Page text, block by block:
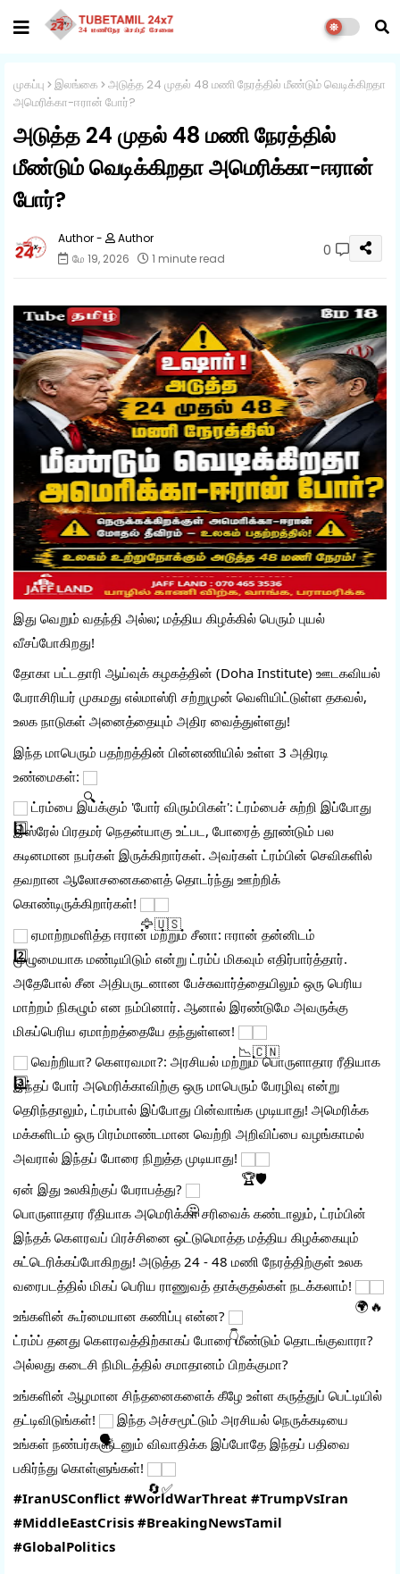
முகப்பு இலங்கை
அடுத்த 24 முதல் 48 மணி நேரத்தில் மீண்டும் வெடிக்கிறதா
அமெரிக்கா-ஈரான் போர்?
அடுத்த 24 முதல் 48 மணி நேரத்தில்
மீண்டும் வெடிக்கிறதா அமெரிக்கா-ஈரான்
போர்?
Author
மே 19, 2026
1 minute read 0
இது வெறும் வதந்தி அல்ல; மத்திய கிழக்கில் பெரும் புயல்
வீசப்போகிறது!
தோகா பட்டதாரி ஆய்வுக் கழகத்தின் (Doha Institute) ஊடகவியல்
பேராசிரியர் முகமது எல்மாஸ்ரி சற்றுமுன் வெளியிட்டுள்ள தகவல்,
உலக நாடுகள் அனைத்தையும் அதிர வைத்துள்ளது!
இந்த மாபெரும் பதற்றத்தின் பின்னணியில் உள்ள 3 அதிரடி
உண்மைகள்:
ட்ரம்பை இயக்கும் 'போர் விரும்பிகள்': ட்ரம்பைச் சுற்றி இப்போது
இஸ்ரேல் பிரதமர் நெதன்யாகு உட்பட, போரைத் தூண்டும் பல
கடினமான நபர்கள் இருக்கிறார்கள். அவர்கள் ட்ரம்பின் செவிகளில்
தவறான ஆலோசனைகளைத் தொடர்ந்து ஊற்றிக்
கொண்டிருக்கிறார்கள்!
ஏமாற்றமளித்த ஈரான் மற்றும் சீனா: ஈரான் தன்னிடம்
முழுமையாக மண்டியிடும் என்று ட்ரம்ப் மிகவும் எதிர்பார்த்தார்.
அதேபோல் சீன அதிபருடனான பேச்சுவார்த்தையிலும் ஒரு பெரிய
மாற்றம் நிகழும் என நம்பினார். ஆனால் இரண்டுமே அவருக்கு
மிகப்பெரிய ஏமாற்றத்தையே தந்துள்ளன!
வெற்றியா? கௌரவமா?: அரசியல் மற்றும் பொருளாதார ரீதியாக
இந்தப் போர் அமெரிக்காவிற்கு ஒரு மாபெரும் பேரழிவு என்று
தெரிந்தாலும், ட்ரம்பால் இப்போது பின்வாங்க முடியாது! அமெரிக்க
மக்களிடம் ஒரு பிரம்மாண்டமான வெற்றி அறிவிப்பை வழங்காமல்
அவரால் இந்தப் போரை நிறுத்த முடியாது!
ஏன் இது உலகிற்குப் பேராபத்து?
பொருளாதார ரீதியாக அமெரிக்கா சரிவைக் கண்டாலும், ட்ரம்பின்
இந்தக் கௌரவப் பிரச்சினை ஒட்டுமொத்த மத்திய கிழக்கையும்
சுட்டெரிக்கப்போகிறது! அடுத்த 24 - 48 மணி நேரத்திற்குள் உலக
வரைபடத்தில் மிகப் பெரிய ராணுவத் தாக்குதல்கள் நடக்கலாம்!
உங்களின் கூர்மையான கணிப்பு என்ன?
ட்ரம்ப் தனது கௌரவத்திற்காகப் போரை மீண்டும் தொடங்குவாரா?
அல்லது கடைசி நிமிடத்தில் சமாதானம் பிறக்குமா?
உங்களின் ஆழமான சிந்தனைகளைக் கீழே உள்ள கருத்துப் பெட்டியில்
தட்டிவிடுங்கள்!
இந்த அச்சமூட்டும் அரசியல் நெருக்கடியை
உங்கள் நண்பர்களுடனும் விவாதிக்க இப்போதே இந்தப் பதிவை
பகிர்ந்து கொள்ளுங்கள்!
#IranUSConflict #WorldWarThreat #TrumpVsIran
#MiddleEastCrisis #BreakingNewsTamil
#GlobalPolitics